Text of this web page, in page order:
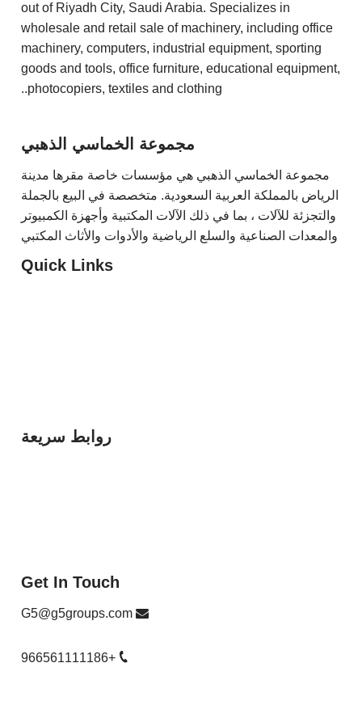
out of Riyadh City, Saudi Arabia. Specializes in
wholesale and retail sale of machinery, including office
machinery, computers, industrial equipment, sporting
goods and tools, office furniture, educational equipment,
photocopiers, textiles and clothing..
مجموعة الخماسي الذهبي
مجموعة الخماسي الذهبي هي مؤسسات خاصة مقرها مدينة
الرياض بالمملكة العربية السعودية. متخصصة في البيع بالجملة
والتجزئة للآلات ، بما في ذلك الآلات المكتبية وأجهزة الكمبيوتر
والمعدات الصناعية والسلع الرياضية والأدوات والأثاث المكتبي
Quick Links
روابط سريعة
Get In Touch
G5@g5groups.com
+966561111186